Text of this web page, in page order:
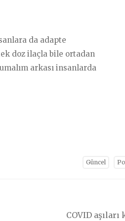
da adapte
doz ilaçla bile ortadan
arkası insanlarda
Güncel
COVID